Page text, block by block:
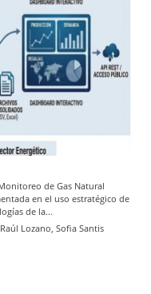
de Gas Natural
en el uso estratégico de
de la...
Lozano, Sofia Santis